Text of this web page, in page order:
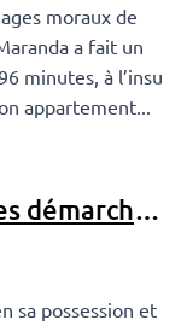
moraux de
a fait un
minutes, à l’insu
appartement...
Caractère excessif des démarches policières pour fouiller un environnement informatique
sa possession et